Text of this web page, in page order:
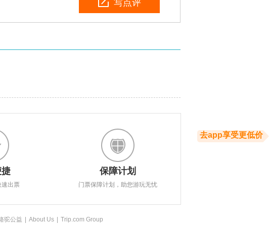
写点评
速出票
保障计划
门票保障计划，助您游玩无忧
驼公益 About Us Trip.com Group
去app享受更低价